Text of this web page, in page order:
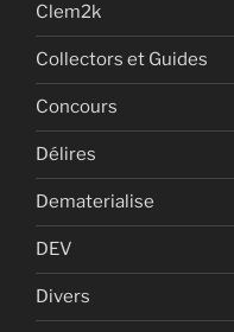
Clem2k
Collectors et Guides
Concours
Délires
Dematerialise
DEV
Divers